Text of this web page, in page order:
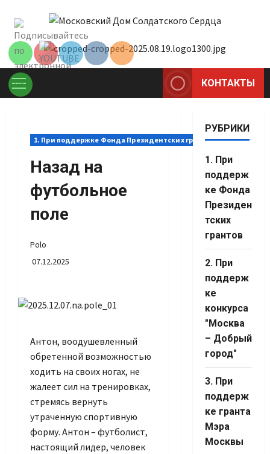
содержимому
Основное
КОНТАКТЫ
1. При поддержке Фонда Президентских грантов
Назад на
футбольное
поле
Polo
07.12.2025
Антон, воодушевленный
обретенной возможностью
ходить на своих ногах, не
жалеет сил на тренировках,
стремясь вернуть
утраченную спортивную
форму. Антон – футболист,
настоящий лидер, человек
РУБРИКИ
1. При
поддерж
ке Фонда
Президен
тских
грантов
2. При
поддерж
ке
конкурса
"Москва
– Добрый
город"
3. При
поддерж
ке гранта
Мэра
Москвы
Set Youtube
Channel ID